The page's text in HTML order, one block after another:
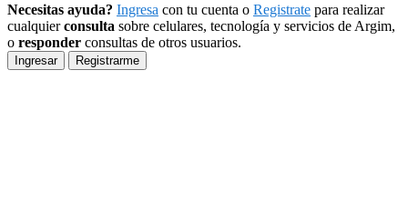
Necesitas ayuda? Ingresa con tu cuenta o Registrate para realizar
cualquierconsulta sobre celulares, tecnología y servicios de Argim,
o responder consultas de otros usuarios.
Ingresar Registrarme